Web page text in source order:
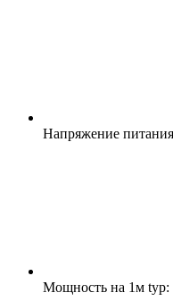
Напряжение питания
Мощность на 1м typ: